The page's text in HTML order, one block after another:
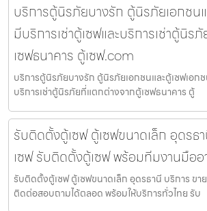
บริการตู้นิรภัยบางรัก ตู้นิรภัยเอกชน
มีบริการเช่าตู้เซฟและบริการเช่าตู้นิร
เซฟธนาคาร ตู้เซฟ.com
บริการตู้นิรภัยบางรัก ตู้นิรภัยเอกชนและตู้เซฟเอกช
บริการเช่าตู้นิรภัยที่แตกต่างจากตู้เซฟธนาคาร ตู้
รับติดตั้งตู้เซฟ ตู้เซฟขนาดเล็ก อุดรธ
เซฟ รับติดตั้งตู้เซฟ พร้อมทีมงานมือ
รับติดตั้งตู้เซฟ ตู้เซฟขนาดเล็ก อุดรธานี บริการ ข
ติดต่อสอบถามได้ตลอด พร้อมให้บริการทั่วไทย รับ